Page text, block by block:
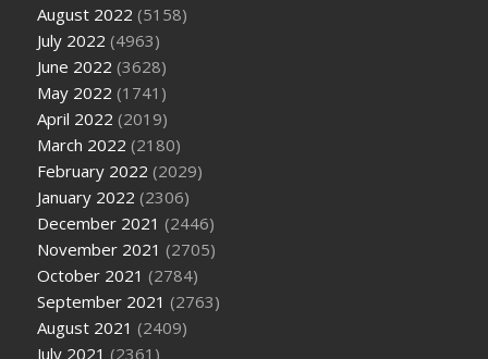
August 2022 (5158)
July 2022 (4963)
June 2022 (3628)
May 2022 (1741)
April 2022 (2019)
March 2022 (2180)
February 2022 (2029)
January 2022 (2306)
December 2021 (2446)
November 2021 (2705)
October 2021 (2784)
September 2021 (2763)
August 2021 (2409)
July 2021 (2361)